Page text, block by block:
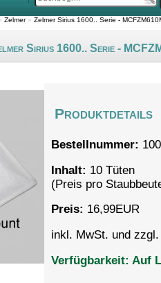
Zelmer » Zelmer Sirius 1600.. Serie -
Sirius 1600.. Serie -
Produktdetails
Bestellnummer:
Inhalt: 10 Tüten
(Preis pro
Preis: 16,99EUR
inkl. MwSt. und
Verfügbarkeit: Auf